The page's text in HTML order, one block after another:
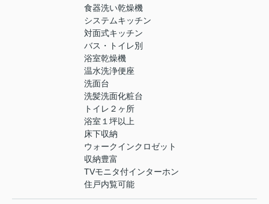
食器洗い乾燥機
システムキッチン
対面式キッチン
バス・トイレ別
浴室乾燥機
温水洗浄便座
洗面台
洗髪洗面化粧台
トイレ２ヶ所
浴室１坪以上
床下収納
ウォークインクロゼット
収納豊富
TVモニタ付インターホン
住戸内覧可能